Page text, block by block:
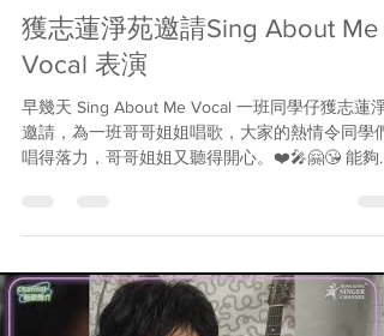
Sep 8, 2019
1 min read
獲志蓮淨苑邀請Sing About Me
Vocal 表演